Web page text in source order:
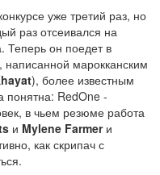
уже третий раз, но
раз отсеивался на
Теперь он поедет в
, написанной марокканским
), более известным
понятна: RedOne -
в чьем резюме работа
и Mylene Farmerи
как скрипач с